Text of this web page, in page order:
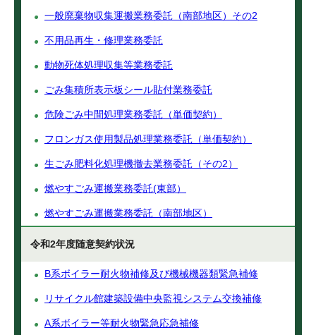
一般廃棄物収集運搬業務委託（南部地区）その2
不用品再生・修理業務委託
動物死体処理収集等業務委託
ごみ集積所表示板シール貼付業務委託
危険ごみ中間処理業務委託（単価契約）
フロンガス使用製品処理業務委託（単価契約）
生ごみ肥料化処理機撤去業務委託（その2）
燃やすごみ運搬業務委託(東部）
燃やすごみ運搬業務委託（南部地区）
令和2年度随意契約状況
B系ボイラー耐火物補修及び機械機器類緊急補修
リサイクル館建築設備中央監視システム交換補修
A系ボイラー等耐火物緊急応急補修